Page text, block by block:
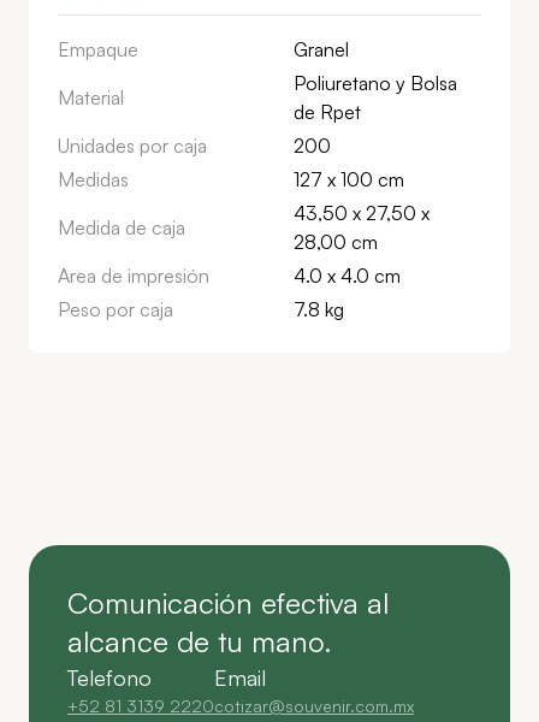
Empaque
Granel
Material
Poliuretano y Bolsa
de Rpet
Unidades por caja
200
Medidas
127 x 100 cm
Medida de caja
43,50 x 27,50 x
28,00 cm
Area de impresión
4.0 x 4.0 cm
Peso por caja
7.8 kg
Comunicación efectiva al
alcance de tu mano.
Telefono
+52 81 3139 2220
Email
cotizar@souvenir.com.mx